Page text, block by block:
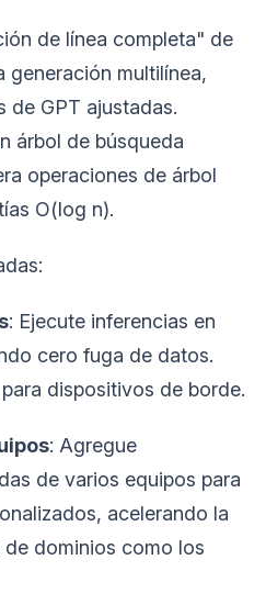
de línea completa" de
generación multilínea,
de GPT ajustadas.
árbol de búsqueda
operaciones de árbol
O(log n).
: Ejecute inferencias en
cero fuga de datos.
dispositivos de borde.
: Agregue
de varios equipos para
acelerando la
dominios como los